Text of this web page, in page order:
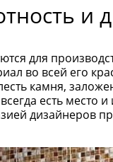
и
для
во всей его
камня,
есть место
дизайнеров